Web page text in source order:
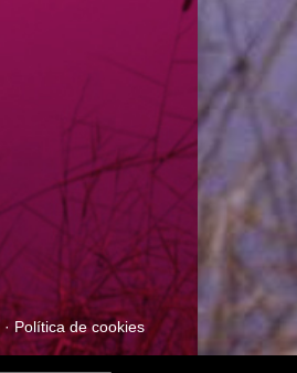
· Política de cookies